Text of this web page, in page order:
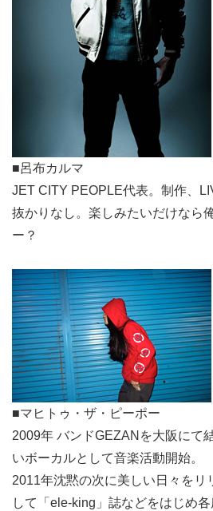
■呂布カルマ
JET CITY PEOPLE代表。制作、
抜かりなし。楽しみたいだけなら
ー？
■マヒトゥ・ザ・ピーポー
2009年 バンドGEZANを大阪にて
いボーカルとして音楽活動開始。
2011年沈黙の次に美しい日々をリ
して「ele-king」誌などをはじめ